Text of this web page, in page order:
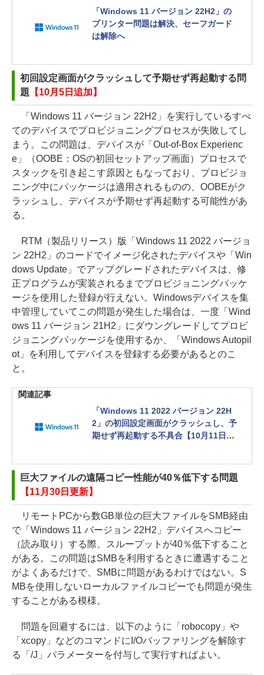
「Windows 11 バージョン 22H2」の
プリンター問題は解決、セーフガード
は解除へ
初回設定画面がクラッシュして予期せず再起動する問
題 【10月5日追加】
「Windows 11 バージョン 22H2」を実行しているすべ
てのデバイスでプロビジョニングプロセスが失敗してし
まう。この問題は、デバイスが「Out-of-Box Experienc
e」（OOBE：OSの初回セットアップ画面）プロセスで
スタックを引き起こす原因ともなっており、プロビジョ
ニング中にパッケージは適用されるものの、OOBEがク
ラッシュし、デバイスが予期せず再起動する可能性があ
る。
RTM（製品リリース）版「Windows 11 2022 バージョ
ン 22H2」のコードでイメージ化されたデバイスや「Win
dows Update」でアップグレードされたデバイスは、修
正プログラムが実装されるまでプロビジョニングパッケ
ージを使用した登録が行えない。Windowsデバイスを集
中管理していてこの問題が発生した場合は、一度「Wind
ows 11 バージョン 21H2」にダウングレードしてプロビ
ジョニングパッケージを使用するか、「Windows Autopil
ot」を利用してデバイスを登録する必要があるとのこ
と。
関連記事
「Windows 11 2022 バージョン 22H
2」の初回設定画面がクラッシュし、予
期せず再起動する不具合【10月11日追
巨大ファイルの遠隔コピー性能が40％低下する問題
【11月30日更新】
リモートPCから数GB単位の巨大ファイルをSMB経由
で「Windows 11 バージョン 22H2」デバイスへコピー
（読み取り）する際、スループットが40％低下すること
がある。この問題はSMBを利用するときに遭遇すること
がよくあるだけで、SMBに問題があるわけではない。S
MBを使用しないローカルファイルコピーでも問題が発生
することがある模様。
問題を回避するには、以下のように「robocopy」や
「xcopy」などのコマンドにI/Oバッファリングを解除す
る「/J」パラメーターを付与して実行すればよい。